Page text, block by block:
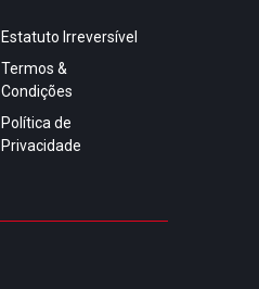
Estatuto Irreversível
Termos &
Condições
Política de
Privacidade